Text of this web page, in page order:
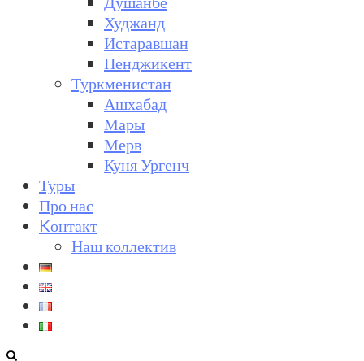
Худжанд
Истаравшан
Пенджикент
Туркменистан
Ашхабад
Мары
Мерв
Куня Ургенч
Туры
Про нас
Kонтакт
Наш коллектив